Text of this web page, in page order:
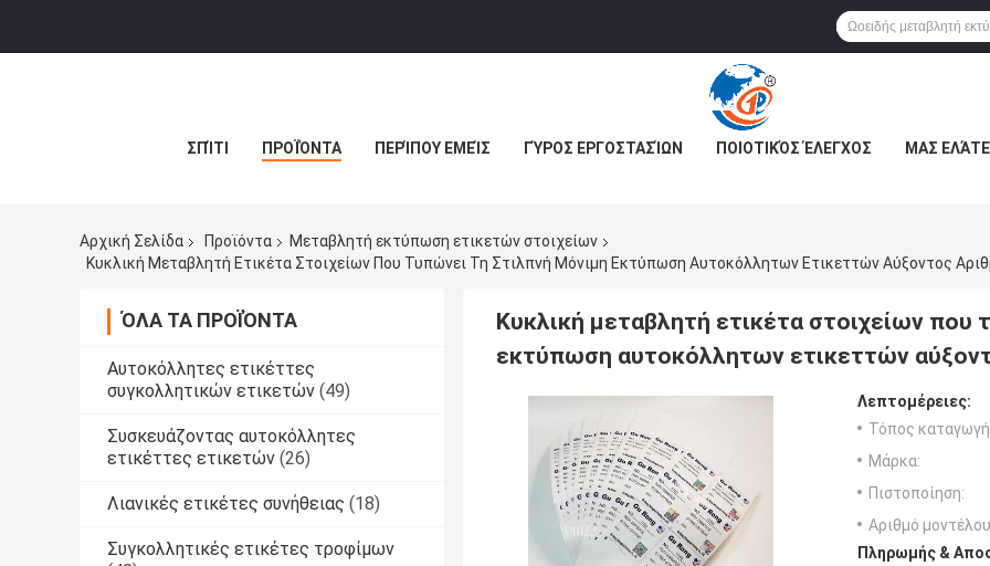
ΣΠΊΤΙ ΠΡΟΪΌΝΤΑ ΠΕΡΊΠΟΥ ΕΜΕΊΣ ΓΎΡΟΣ ΕΡΓΟΣΤΑΣΊΩΝ ΠΟΙΟΤΙΚΌΣ ΈΛΕΓΧΟΣ ΜΑΣ
Αρχική Σελίδα Προϊόντα
Μεταβλητή εκτύπωση ετικετών στοιχείων
Κυκλική Μεταβλητή Ετικέτα Στοιχείων Που Τυπώνει Τη Στιλπνή Μόνιμη Εκτύπωση Αυτοκόλλητων Ετικεττών Αύξοντος
ΌΛΑ ΤΑ ΠΡΟΪΌΝΤΑ
Αυτοκόλλητες ετικέττες
συγκολλητικών ετικετών (49)
Συσκευάζοντας αυτοκόλλητες
ετικέττες ετικετών (26)
Λιανικές ετικέτες συνήθειας (18)
Συγκολλητικές ετικέτες τροφίμων
Κυκλική μεταβλητή ετικέτα στοιχείων που
εκτύπωση αυτοκόλλητων ετικεττών
Λεπτομέρειες:
Τόπος
Μάρκα:
Πιστοποίηση:
Αριθμό
Πληρωμής &